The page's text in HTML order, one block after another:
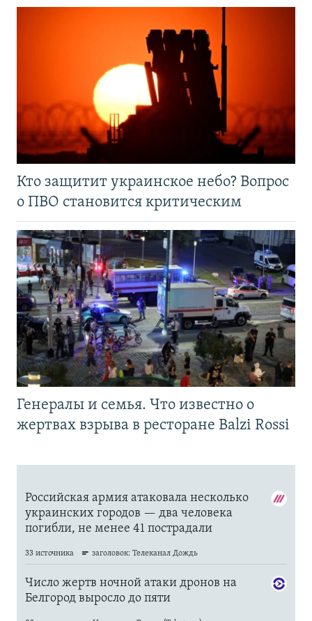
Кто защитит украинское небо? Вопрос
о ПВО становится критическим
Генералы и семья. Что известно о
жертвах взрыва в ресторане Balzi Rossi